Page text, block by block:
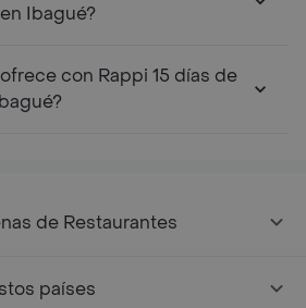
Ibagué?
con Rappi 15 días de
de Restaurantes
países